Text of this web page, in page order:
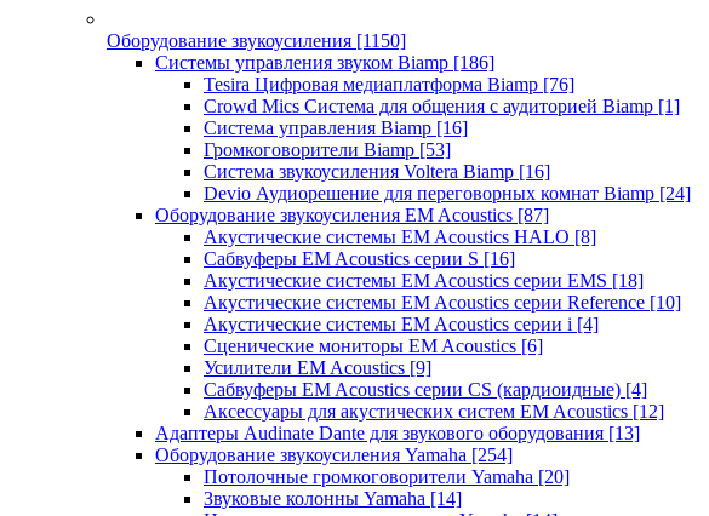
Оборудование звукоусиления [1150]
Системы управления звуком Biamp [186]
Tesira Цифровая медиаплатформа Biamp [76]
Crowd Mics Система для общения с аудиторией Biamp [1]
Система управления Biamp [16]
Громкоговорители Biamp [53]
Система звукоусиления Voltera Biamp [16]
Devio Аудиорешение для переговорных комнат Biamp [24]
Оборудование звукоусиления EM Acoustics [87]
Акустические системы EM Acoustics HALO [8]
Сабвуферы EM Acoustics серии S [16]
Акустические системы EM Acoustics серии EMS [18]
Акустические системы EM Acoustics серии Reference [10]
Акустические системы EM Acoustics серии i [4]
Сценические мониторы EM Acoustics [6]
Усилители EM Acoustics [9]
Сабвуферы EM Acoustics серии CS (кардиоидные) [4]
Аксессуары для акустических систем EM Acoustics [12]
Адаптеры Audinate Dante для звукового оборудования [13]
Оборудование звукоусиления Yamaha [254]
Потолочные громкоговорители Yamaha [20]
Звуковые колонны Yamaha [14]